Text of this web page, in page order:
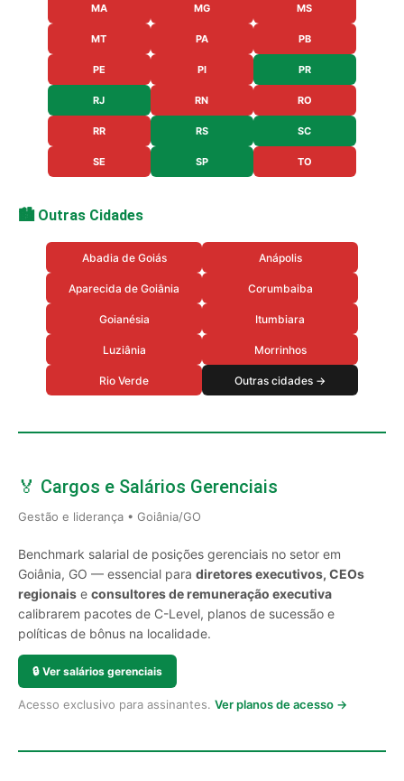
MA MG MS
MT PA PB
PE PI PR
RJ RN RO
RR RS SC
SE SP TO
🏙️ Outras Cidades
Abadia de Goiás Anápolis
Aparecida de Goiânia Corumbaiba
Goianésia Itumbiara
Luziânia Morrinhos
Rio Verde Outras cidades →
🏅 Cargos e Salários Gerenciais
Gestão e liderança • Goiânia/GO
Benchmark salarial de posições gerenciais no setor em
Goiânia, GO — essencial para diretores executivos, CEOs
regionais e consultores de remuneração executiva
calibrarem pacotes de C-Level, planos de sucessão e
políticas de bônus na localidade.
🔒 Ver salários gerenciais
Acesso exclusivo para assinantes. Ver planos de acesso →